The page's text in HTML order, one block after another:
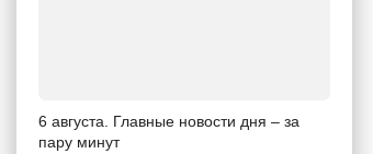
6 августа. Главные новости дня – за
пару минут